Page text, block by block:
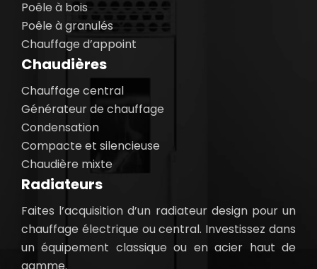
Poêle à bois
Poêle à granulés
Chauffage d’appoint
Chaudières
Chauffage central
Générateur de chauffage
Condensation
Compacte et silencieuse
Chaudière mixte
Radiateurs
Faites l’acquisition d’un radiateur design pour un
chauffage électrique ou central. Investissez dans
un équipement classique ou en acier haut de